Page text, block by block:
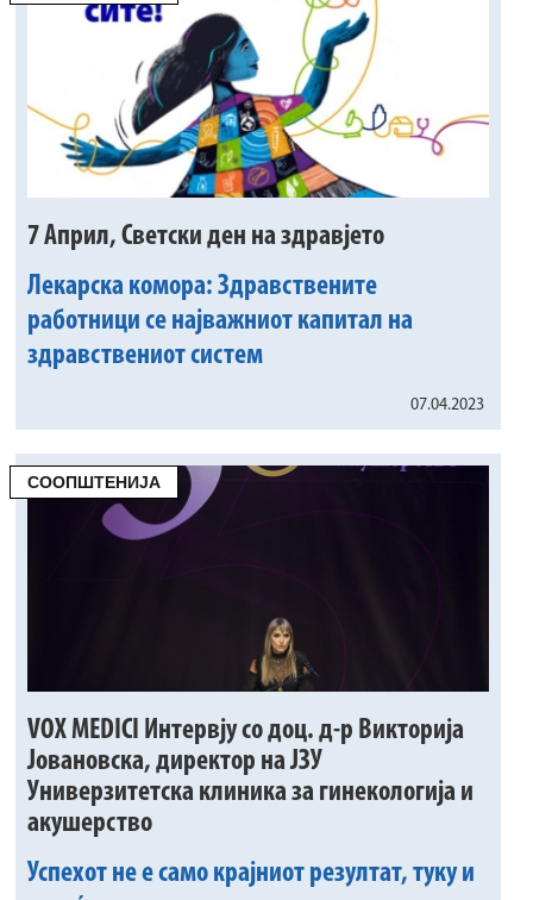
7 Април, Светски ден на здравјето
Лекарска комора: Здравствените
работници се најважниот капитал на
здравствениот систем
07.04.2023
СООПШТЕНИЈА
VOX MEDICI Интервју со доц. д-р Викторија
Јовановска, директор на ЈЗУ
Универзитетска клиника за гинекологија и
акушерство
Успехот не е само крајниот резултат, туку и